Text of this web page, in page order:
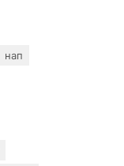
нап